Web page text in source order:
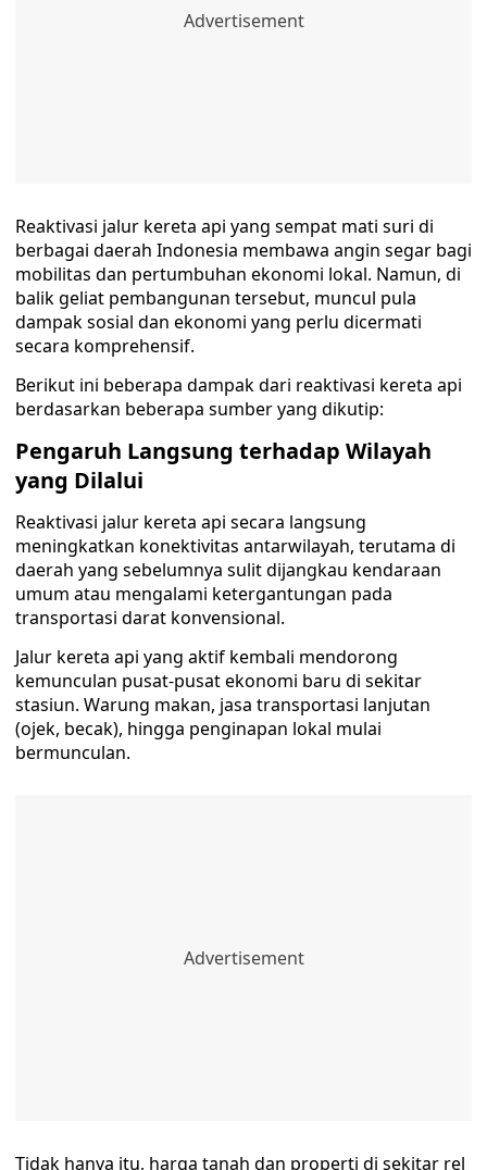
Reaktivasi jalur kereta api yang sempat mati suri di
berbagai daerah Indonesia membawa angin segar bagi
mobilitas dan pertumbuhan ekonomi lokal. Namun, di
balik geliat pembangunan tersebut, muncul pula
dampak sosial dan ekonomi yang perlu dicermati
secara komprehensif.
Berikut ini beberapa dampak dari reaktivasi kereta api
berdasarkan beberapa sumber yang dikutip:
Pengaruh Langsung terhadap Wilayah
yang Dilalui
Reaktivasi jalur kereta api secara langsung
meningkatkan konektivitas antarwilayah, terutama di
daerah yang sebelumnya sulit dijangkau kendaraan
umum atau mengalami ketergantungan pada
transportasi darat konvensional.
Jalur kereta api yang aktif kembali mendorong
kemunculan pusat-pusat ekonomi baru di sekitar
stasiun. Warung makan, jasa transportasi lanjutan
(ojek, becak), hingga penginapan lokal mulai
bermunculan.
Tidak hanya itu, harga tanah dan properti di sekitar rel